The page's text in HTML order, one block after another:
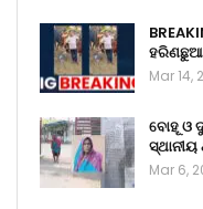
ହରିଣଛୁଆ
Mar 14,
ବୋହୂ ଓ
ସ୍ଥାନୀୟ
Mar 6,